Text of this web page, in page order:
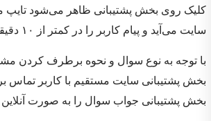
کلیک روی بخش پشتیبانی ظاهر می‌شود تایپ
سایت می‌آید و پیام کاربر را در کمتر از ۱۰ دقیقه می‌خواند.
با توجه به نوع سوال و نحوه برطرف کردن
بخش پشتیبانی سایت مستقیم با کاربر تماس
بخش پشتیبانی جواب سوال را به صورت آنلاین